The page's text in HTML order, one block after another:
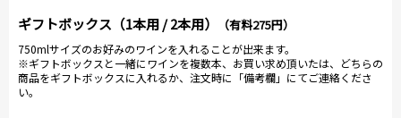
ギフトボックス（1本用 / 2本用） （有料275円）
750mlサイズのお好みのワインを入れることが出来ます。
※ギフトボックスと一緒にワインを複数本、お買い求め頂いたは、どちらの
商品をギフトボックスに入れるか、注文時に「備考欄」にてご連絡くださ
い。